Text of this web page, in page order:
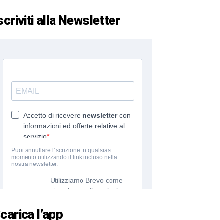
alla Newsletter
l’app